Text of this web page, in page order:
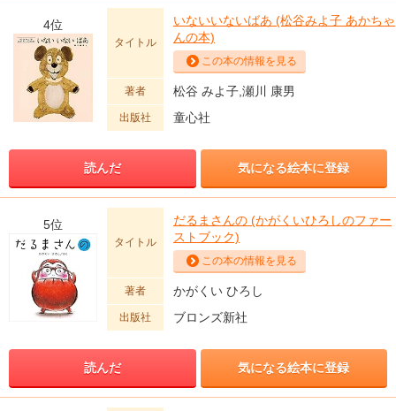
4位
タイトル
いないいないばあ (松谷みよ子 あかちゃ
んの本)
この本の情報を見る
著者 松谷 みよ子,瀬川 康男
出版社 童心社
読んだ 気になる絵本に登録
5位
タイトル
だるまさんの (かがくいひろしのファー
ストブック)
この本の情報を見る
著者 かがくい ひろし
出版社 ブロンズ新社
読んだ 気になる絵本に登録